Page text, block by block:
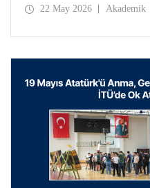
UPM’e geçti. İTÜ Rektörü
22 May 2026 Akademik